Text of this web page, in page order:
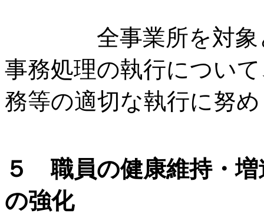
全事業所を対象と
事務処理の執行につい
務等の適切な執行に努
５ 職員の健康維持・増
の強化